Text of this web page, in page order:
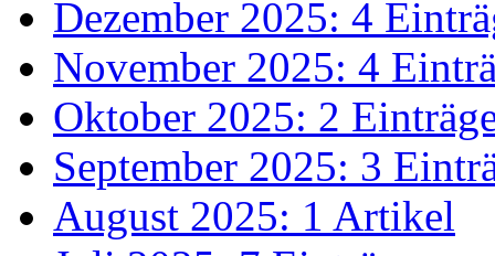
Dezember 2025: 4
November 2025: 4
Oktober 2025: 2
September 2025: 3
August 2025: 1 Artikel